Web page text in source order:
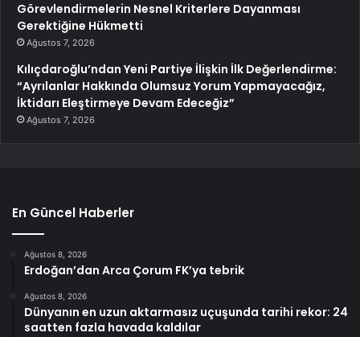
Görevlendirmelerin Nesnel Kriterlere Dayanması
Gerektiğine Hükmetti
Ağustos 7, 2026
Kılıçdaroğlu’ndan Yeni Partiye İlişkin İlk Değerlendirme:
“Ayrılanlar Hakkında Olumsuz Yorum Yapmayacağız,
İktidarı Eleştirmeye Devam Edeceğiz”
Ağustos 7, 2026
En Güncel Haberler
Ağustos 8, 2026
Erdoğan’dan Arca Çorum FK’ya tebrik
Ağustos 8, 2026
Dünyanın en uzun aktarmasız uçuşunda tarihi rekor: 24
saatten fazla havada kaldılar